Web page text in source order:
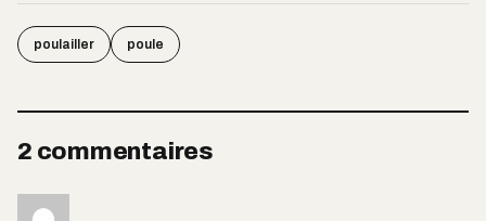
poulailler poule
2 commentaires